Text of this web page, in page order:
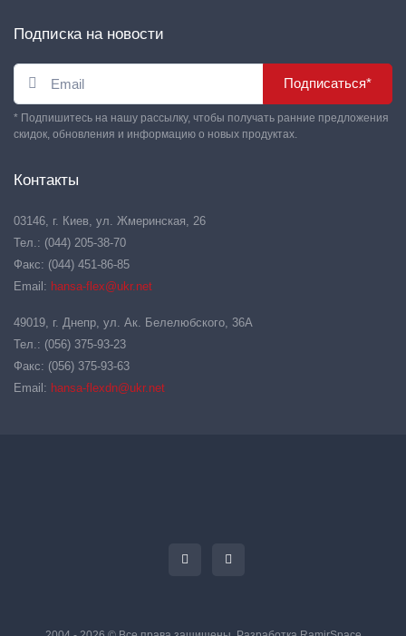
Подписка на новости
Подписаться*
* Подпишитесь на нашу рассылку, чтобы получать ранние предложения
скидок, обновления и информацию о новых продуктах.
Контакты
03146, г. Киев, ул. Жмеринская, 26
Тел.: (044) 205-38-70
Факс: (044) 451-86-85
Email: hansa-flex@ukr.net
49019, г. Днепр, ул. Ак. Белелюбского, 36А
Тел.: (056) 375-93-23
Факс: (056) 375-93-63
Email: hansa-flexdn@ukr.net